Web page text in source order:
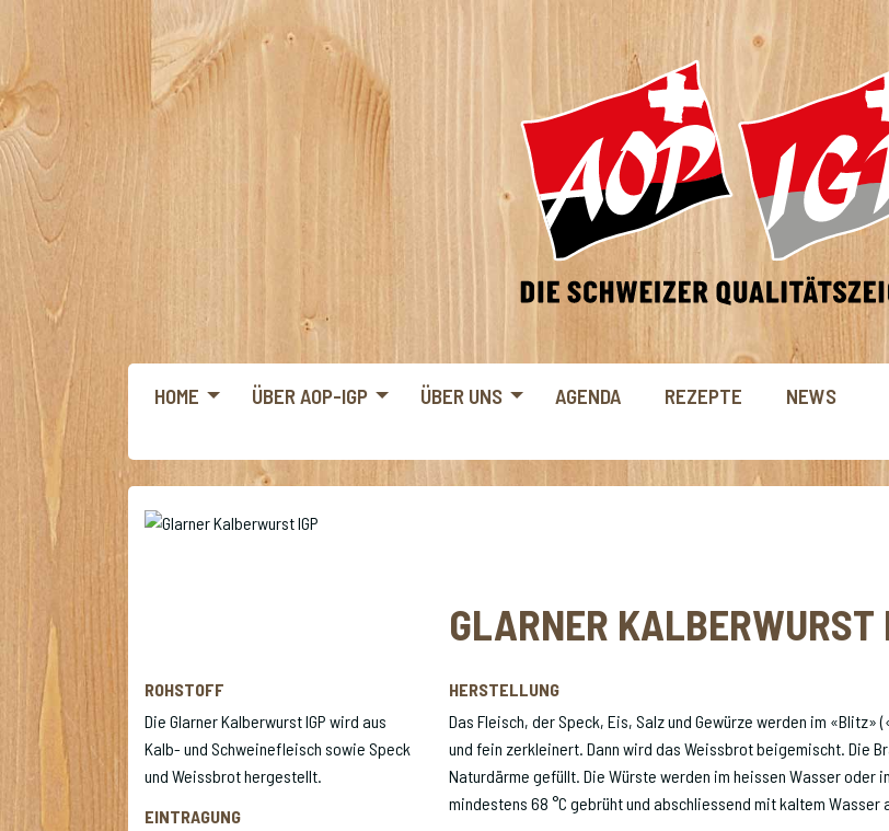
HOME ÜBER AOP-IGP ÜBER UNS AGENDA REZEPTE NEWS
GLARNER KALBERWURST
ROHSTOFF
Die Glarner Kalberwurst IGP wird aus
Kalb- und Schweinefleisch sowie Speck
und Weissbrot hergestellt.
EINTRAGUNG
HERSTELLUNG
Das Fleisch, der Speck, Eis, Salz und Gewürze werden im «Blitz»
und fein zerkleinert. Dann wird das Weissbrot beigemischt. Die
Naturdärme gefüllt. Die Würste werden im heissen Wasser oder
mindestens 68 °C gebrüht und abschliessend mit kaltem Wasser